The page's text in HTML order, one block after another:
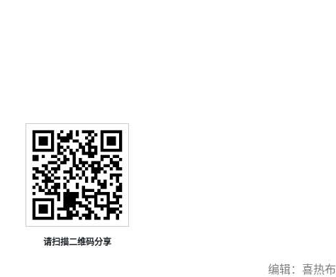
请扫描二维码分享
编辑：喜热布